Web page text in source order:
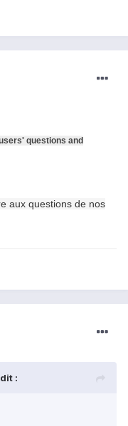
questions and
aux questions de nos
: